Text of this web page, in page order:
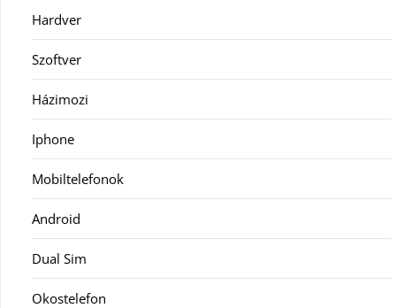
Hardver
Szoftver
Házimozi
Iphone
Mobiltelefonok
Android
Dual Sim
Okostelefon